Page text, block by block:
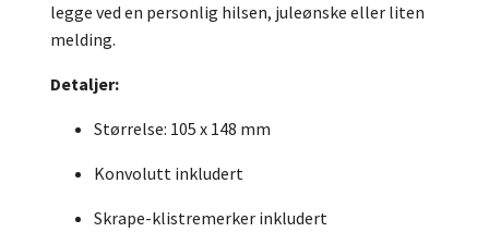
legge ved en personlig hilsen, juleønske eller liten
melding.
Detaljer:
Størrelse: 105 x 148 mm
Konvolutt inkludert
Skrape-klistremerker inkludert